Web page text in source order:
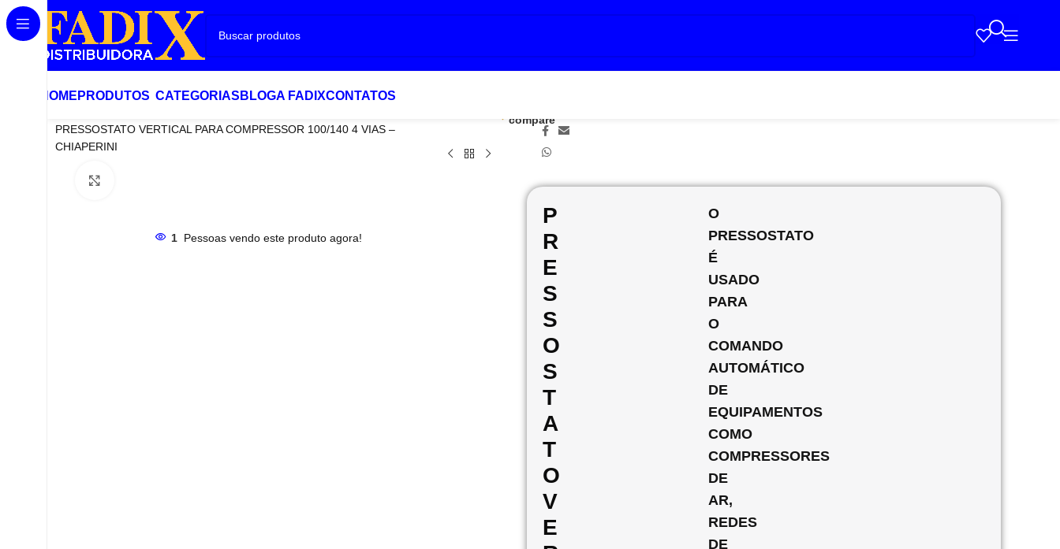
HOME PRODUTOS CATEGORIAS BLOGA FADIXCONTATOS
PRESSOSTATO VERTICAL PARA COMPRESSOR 100/140 4 VIAS –
CHIAPERINI
compare
1 Pessoas vendo este produto agora!
P
R
E
S
S
O
S
T
A
T
O
V
E
O
PRESSOSTATO
É
USADO
PARA
O
COMANDO
AUTOMÁTICO
DE
EQUIPAMENTOS
COMO
COMPRESSORES
DE
AR,
REDES
DE